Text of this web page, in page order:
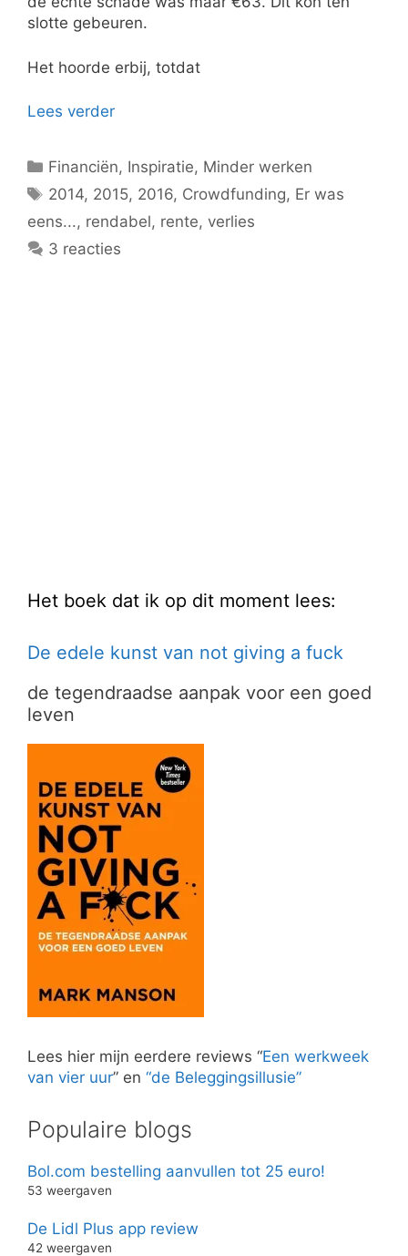
slotte gebeuren.
Het hoorde erbij, totdat
Lees verder
Categorieën
Financiën, Inspiratie, Minder werken
Tags
2014, 2015, 2016, Crowdfunding, Er was
eens..., rendabel, rente, verlies
3 reacties
Het boek dat ik op dit moment lees:
De edele kunst van not giving a fuck
de tegendraadse aanpak voor een goed
leven
Lees hier mijn eerdere reviews “Een werkweek
van vier uur” en “de Beleggingsillusie”
Populaire blogs
Bol.com bestelling aanvullen tot 25 euro!
53 weergaven
De Lidl Plus app review
42 weergaven